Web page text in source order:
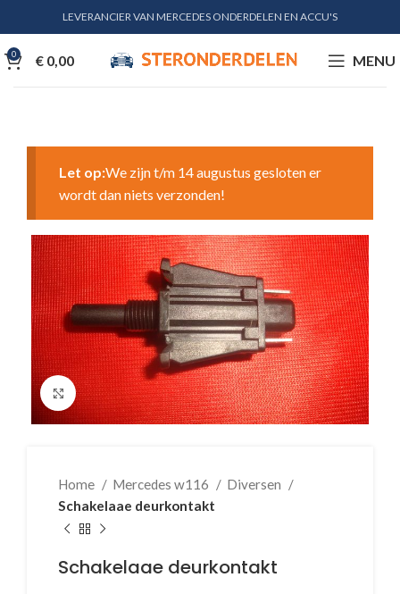
LEVERANCIER VAN MERCEDES ONDERDELEN EN ACCU'S
0 € 0,00 MENU
Let op:We zijn t/m 14 augustus gesloten er
wordt dan niets verzonden!
Klik voor vergroting
Home Mercedes w116
Diversen
Schakelaae deurkontakt
Schakelaae deurkontakt